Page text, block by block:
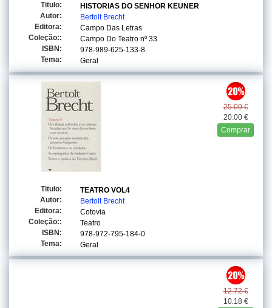
Titulo:
HISTORIAS DO SENHOR KEUNER
Autor:
Bertolt Brecht
Editora:
Campo Das Letras
Coleção::
Campo Do Teatro nº 33
ISBN:
978-989-625-133-8
Tema:
Geral
25.00 €
20.00 €
Comprar
Titulo:
TEATRO VOL4
Autor:
Bertolt Brecht
Editora:
Cotovia
Coleção::
Teatro
ISBN:
978-972-795-184-0
Tema:
Geral
12.72 €
10.18 €